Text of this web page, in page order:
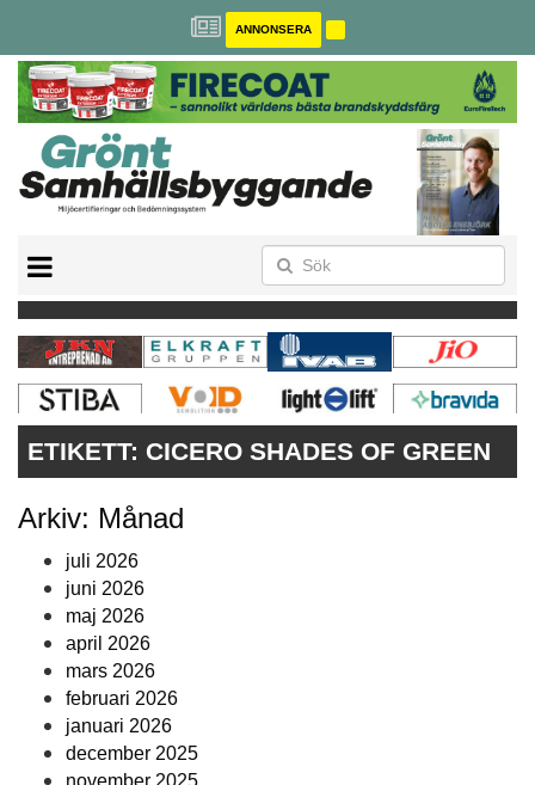
ANNONSERA
MILJÖBYGGNAD
NOLLCO2
CITYLAB
GREENBUILDING
ANNONSERA
ETIKETT: CICERO SHADES OF GREEN
Arkiv: Månad
juli 2026
juni 2026
maj 2026
april 2026
mars 2026
februari 2026
januari 2026
december 2025